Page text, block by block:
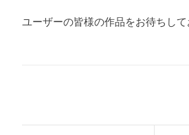
ユーザーの皆様の作品をお待ちして